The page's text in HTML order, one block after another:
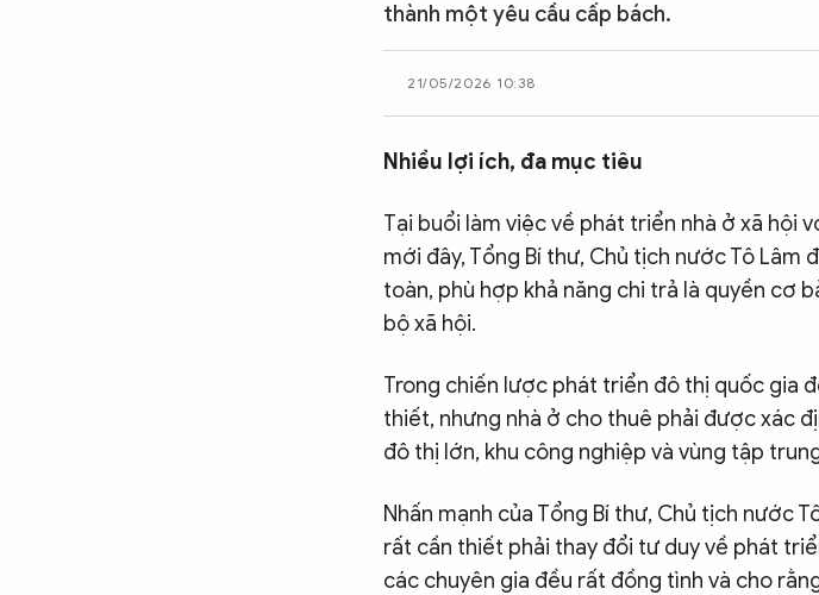
thành một yêu cầu cấp bách.
21/05/2026 10:38
Nhiều lợi ích, đa mục tiêu
Tại buổi làm việc về phát triển nhà ở xã hội
mới đây, Tổng Bí thư, Chủ tịch nước Tô Lâm
toàn, phù hợp khả năng chi trả là quyền cơ
bộ xã hội.
Trong chiến lược phát triển đô thị quốc gia
thiết, nhưng nhà ở cho thuê phải được xác
đô thị lớn, khu công nghiệp và vùng tập
Nhấn mạnh của Tổng Bí thư, Chủ tịch nước
rất cần thiết phải thay đổi tư duy về phát
các chuyên gia đều rất đồng tình và cho